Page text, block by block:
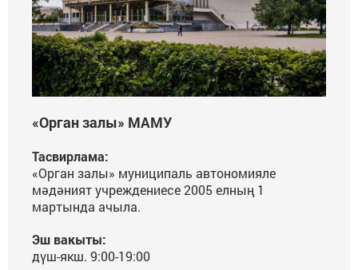
«Орган залы» МАМУ
Тасвирлама:
«Орган залы» муниципаль автономияле
мәдәният учреждениесе 2005 елның 1
мартында ачыла.
Эш вакыты:
дүш-якш. 9:00-19:00